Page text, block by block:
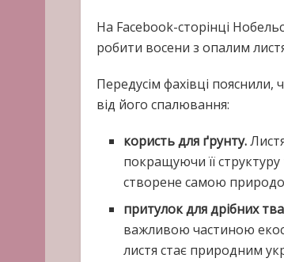
На Facebook-сторінці
робити восени з опалим
Передусім фахівці
від його спалювання:
користь для ґрунту.
покращуючи її
створене самою
притулок для дрібних
важливою частиною
листя стає природним